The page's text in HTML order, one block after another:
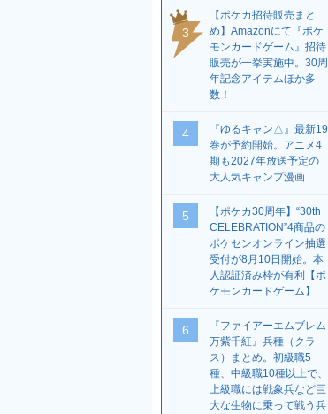
3
【ポケカ招待販売まと
め】Amazonにて『ポケ
モンカードゲーム』招待
販売が一挙実施中。30周
年記念アイテムほか多
数！
4
『ゆるキャン△』最新19
巻が予約開始。アニメ4
期も2027年放送予定の
大人気キャンプ漫画
5
【ポケカ30周年】“30th
CELEBRATION”4商品の
ポケセンオンライン抽選
受付が8月10日開始。本
人認証済み枠が有利【ポ
ケモンカードゲーム】
6
『ファイアーエムブレム
万紫千紅』兵種（クラ
ス）まとめ。初級職5
種、中級職10種以上で、
上級職には戦象兵など巨
大な生物に乗って戦う兵